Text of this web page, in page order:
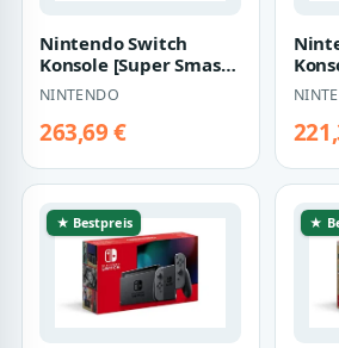
Nintendo Switch
Konsole [Super Smash
Bros. Ultimate Edition]
grau
NINTENDO
263,69 €
rot/
★ Bestpreis ★